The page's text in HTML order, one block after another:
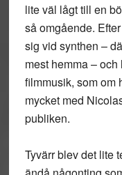
lite väl lågt till en
så omgående.
sig vid synthen –
mest hemma –
filmmusik, som om
mycket med
publiken.
Tyvärr blev det lite